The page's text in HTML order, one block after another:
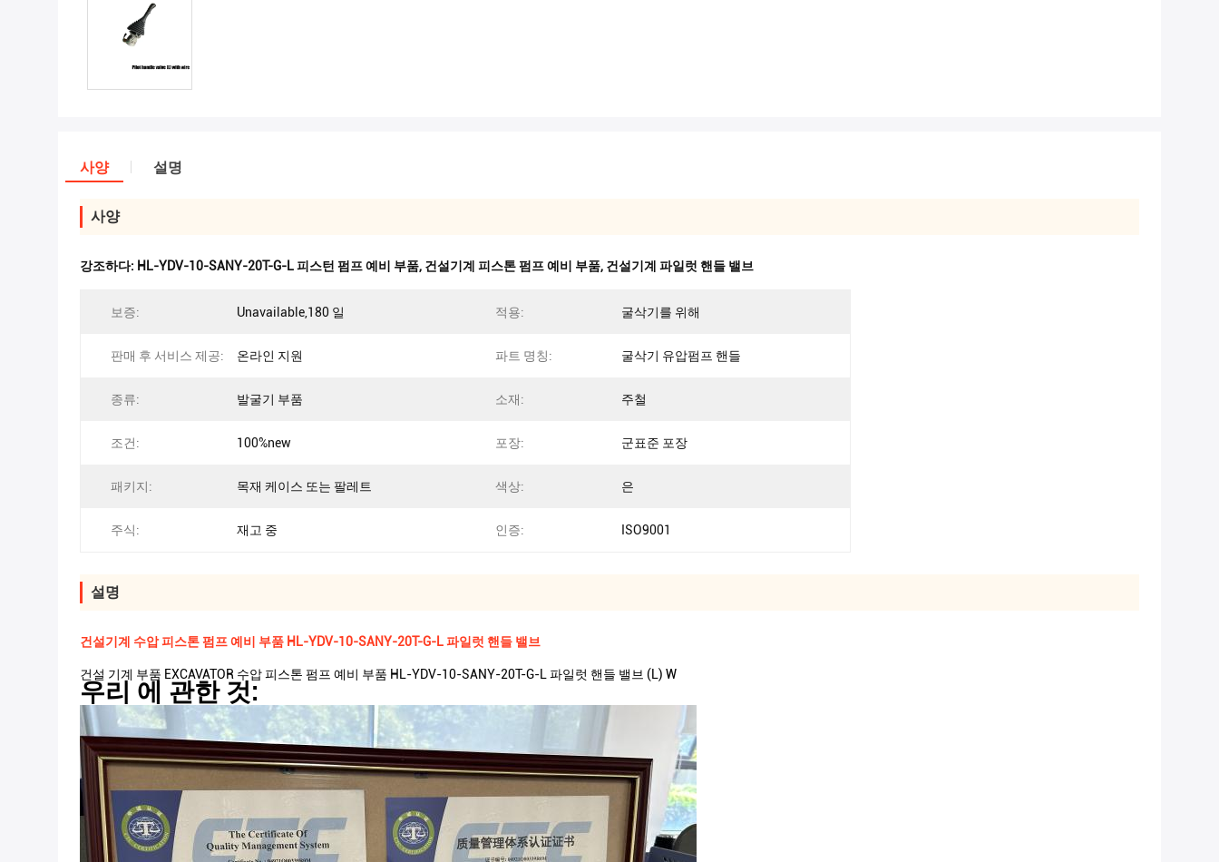
사양 설명
사양
강조하다: HL-YDV-10-SANY-20T-G-L 피스턴 펌프 예비 부품, 건설기계 피스톤 펌프 예비 부품, 건설기계 파일럿 핸들 밸브
보증: Unavailable,180 일 적용: 굴삭기를 위해
판매 후 서비스 제공: 온라인 지원 파트 명칭: 굴삭기 유압펌프 핸들
종류: 발굴기 부품 소재: 주철
조건: 100%new 포장: 군표준 포장
패키지: 목재 케이스 또는 팔레트 색상: 은
주식: 재고 중 인증: ISO9001
설명
건설기계 수압 피스톤 펌프 예비 부품 HL-YDV-10-SANY-20T-G-L 파일럿 핸들 밸브
건설 기계 부품 EXCAVATOR 수압 피스톤 펌프 예비 부품 HL-YDV-10-SANY-20T-G-L 파일럿 핸들 밸브 (L) W
우리 에 관한 것: